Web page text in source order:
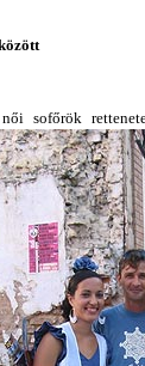
sofőrök